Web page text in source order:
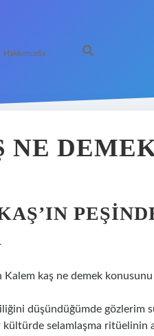
Hakkımızda
kaş ne demek
düşündüğümde gözlerim
kültürde selamlaşma ritüelinin